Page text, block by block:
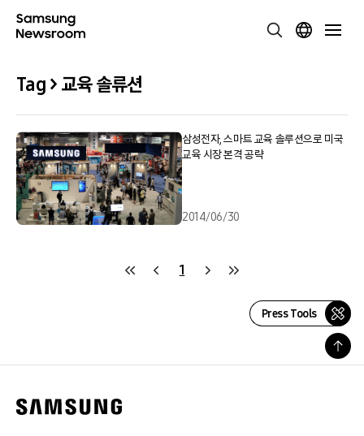
Tag > 교육 솔류션
삼성전자, 스마트 교육 솔루션으로 미국
교육 시장 본격 공략
2014/06/30
1
Press Tools